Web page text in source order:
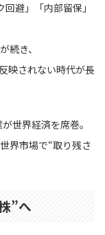
避」「内部留保」
続き、
映されない時代が長
世界経済を席巻。
界市場で“取り残さ
”へ